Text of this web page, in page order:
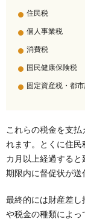
住民税
個人事業税
消費税
国民健康保険税
固定資産税・都
これらの税金を支
れます。とくに住民
カ月以上経過する
期限内に督促状が送
最終的には財産差
や税金の種類によ